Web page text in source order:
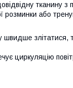
тканину з
або
швидше
циркуляцію